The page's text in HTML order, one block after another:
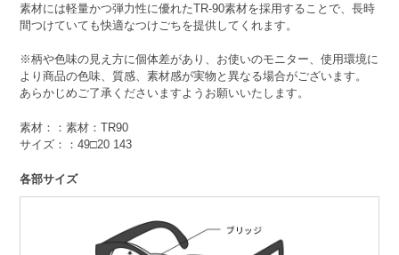
素材には軽量かつ弾力性に優れたTR-90素材を採用することで、長時
間つけていても快適なつけごちを提供してくれます。
※柄や色味の見え方に個体差があり、お使いのモニター、使用環境に
より商品の色味、質感、素材感が実物と異なる場合がございます。
あらかじめご了承くださいますようお願いいたします。
素材：：素材：TR90
サイズ：：49□20 143
各部サイズ